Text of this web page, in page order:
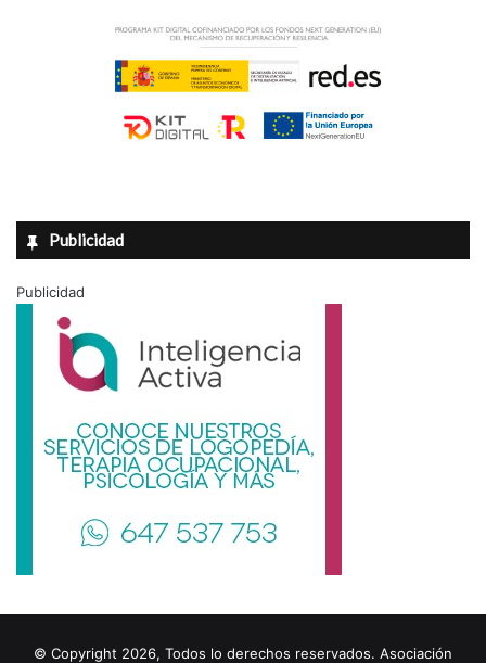
Publicidad
Publicidad
© Copyright 2026, Todos lo derechos reservados. Asociación